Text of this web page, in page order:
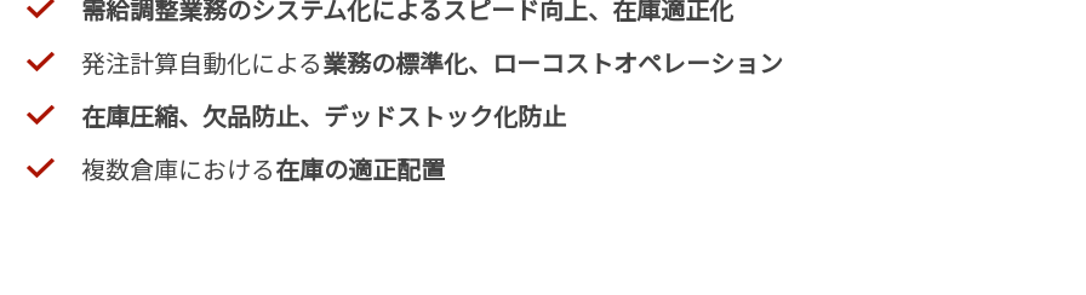
需給調整業務のシステム化によるスピード向上、在庫適正化
発注計算自動化による業務の標準化、ローコストオペレーション
在庫圧縮、欠品防止、デッドストック化防止
複数倉庫における在庫の適正配置